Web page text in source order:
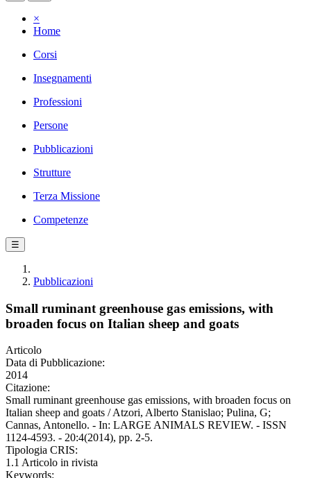
×
Home
Corsi
Insegnamenti
Professioni
Persone
Pubblicazioni
Strutture
Terza Missione
Competenze
☰
Pubblicazioni
Small ruminant greenhouse gas emissions, with
broaden focus on Italian sheep and goats
Articolo
Data di Pubblicazione:
2014
Citazione:
Small ruminant greenhouse gas emissions, with broaden focus on
Italian sheep and goats / Atzori, Alberto Stanislao; Pulina, G;
Cannas, Antonello. - In: LARGE ANIMALS REVIEW. - ISSN
1124-4593. - 20:4(2014), pp. 2-5.
Tipologia CRIS:
1.1 Articolo in rivista
Keywords: